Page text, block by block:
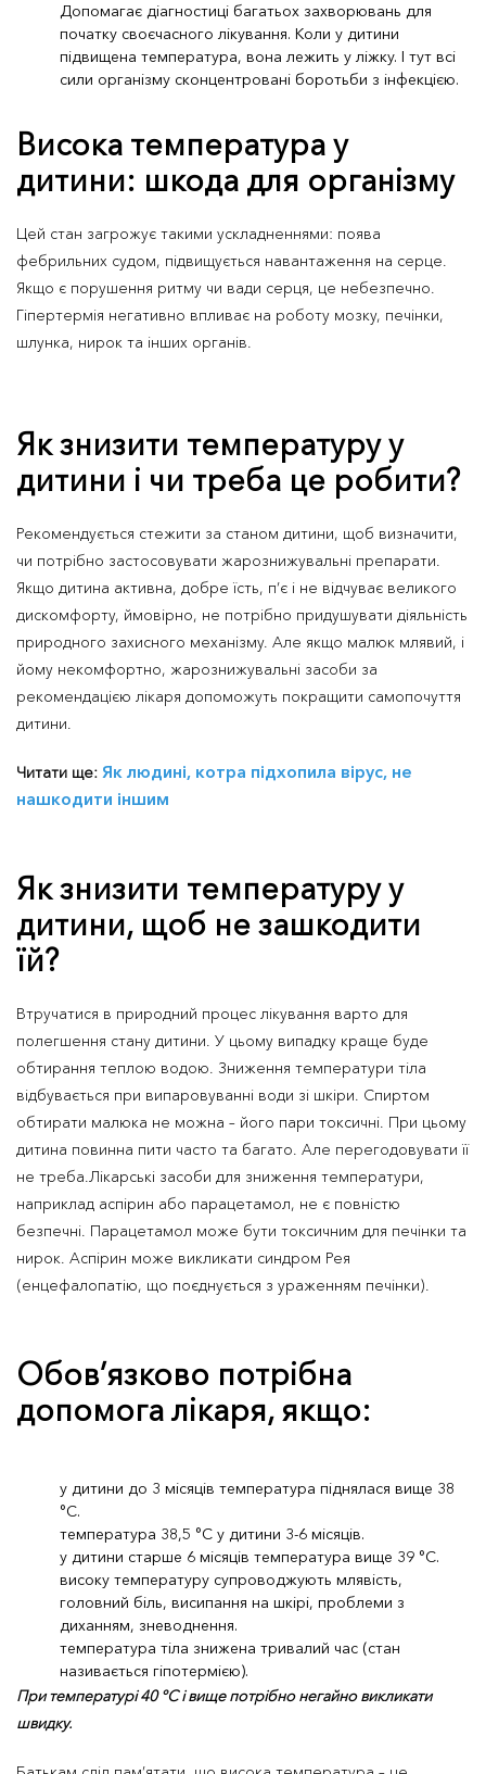
Допомагає діагностиці багатьох захворювань для
початку своєчасного лікування. Коли у дитини
підвищена температура, вона лежить у ліжку. І тут всі
сили організму сконцентровані боротьби з інфекцією.
Висока температура у
дитини: шкода для організму
Цей стан загрожує такими ускладненнями: поява
фебрильних судом, підвищується навантаження на серце.
Якщо є порушення ритму чи вади серця, це небезпечно.
Гіпертермія негативно впливає на роботу мозку, печінки,
шлунка, нирок та інших органів.
Як знизити температуру у
дитини і чи треба це робити?
Рекомендується стежити за станом дитини, щоб визначити,
чи потрібно застосовувати жарознижувальні препарати.
Якщо дитина активна, добре їсть, п’є і не відчуває великого
дискомфорту, ймовірно, не потрібно придушувати діяльність
природного захисного механізму. Але якщо малюк млявий, і
йому некомфортно, жарознижувальні засоби за
рекомендацією лікаря допоможуть покращити самопочуття
дитини.
Читати ще: Як людині, котра підхопила вірус, не
нашкодити іншим
Як знизити температуру у
дитини, щоб не зашкодити
їй?
Втручатися в природний процес лікування варто для
полегшення стану дитини. У цьому випадку краще буде
обтирання теплою водою. Зниження температури тіла
відбувається при випаровуванні води зі шкіри. Спиртом
обтирати малюка не можна – його пари токсичні. При цьому
дитина повинна пити часто та багато. Але перегодовувати її
не треба.Лікарські засоби для зниження температури,
наприклад аспірин або парацетамол, не є повністю
безпечні. Парацетамол може бути токсичним для печінки та
нирок. Аспірин може викликати синдром Рея
(енцефалопатію, що поєднується з ураженням печінки).
Обов’язково потрібна
допомога лікаря, якщо:
у дитини до 3 місяців температура піднялася вище 38
°C.
температура 38,5 °C у дитини 3-6 місяців.
у дитини старше 6 місяців температура вище 39 °C.
високу температуру супроводжують млявість,
головний біль, висипання на шкірі, проблеми з
диханням, зневоднення.
температура тіла знижена тривалий час (стан
називається гіпотермією).
При температурі 40 °C і вище потрібно негайно викликати
швидку.